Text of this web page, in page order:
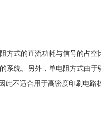
方式的直流功耗与信号的占
系统。另外，单电阻方式由
此不适合用于高密度印刷电路